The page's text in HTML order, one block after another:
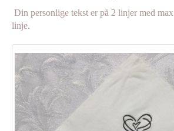
Din personlige tekst er på 2 linjer med
linje.